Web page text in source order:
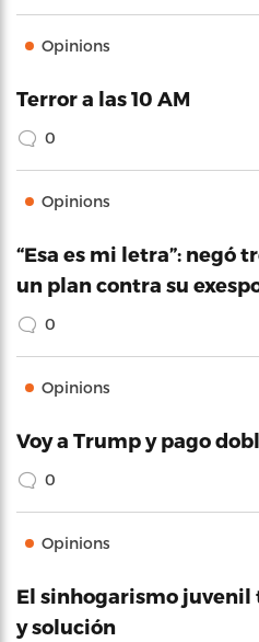
Opinions
Terror a las 10 AM
0
Opinions
“Esa es mi letra”: negó
un plan contra su
0
Opinions
Voy a Trump y pago
0
Opinions
El sinhogarismo
y solución